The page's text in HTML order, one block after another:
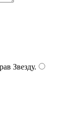
Звезду.